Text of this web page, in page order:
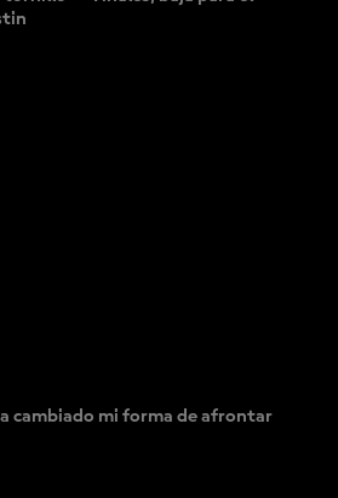
cambiado mi forma de afrontar